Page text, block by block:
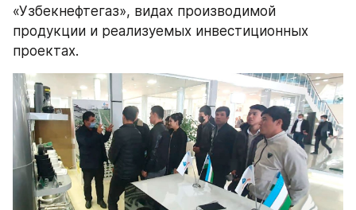
«Узбекнефтегаз», видах производимой
продукции и реализуемых инвестиционных
проектах.